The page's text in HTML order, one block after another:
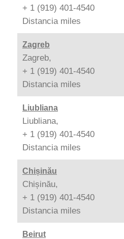
+ 1 (919) 401-4540
Distancia miles
Zagreb
Zagreb,
+ 1 (919) 401-4540
Distancia miles
Liubliana
Liubliana,
+ 1 (919) 401-4540
Distancia miles
Chișinău
Chișinău,
+ 1 (919) 401-4540
Distancia miles
Beirut